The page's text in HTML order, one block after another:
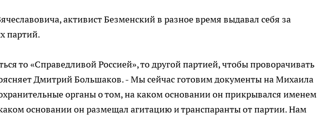
активист Безменский в разное время выдавал себя за
партий.
то «Справедливой Россией», то другой партией, чтобы проворачивать
Дмитрий Большаков. - Мы сейчас готовим документы на Михаила
органы о том, на каком основании он прикрывался именем
основании он размещал агитацию и транспаранты от партии. Нам